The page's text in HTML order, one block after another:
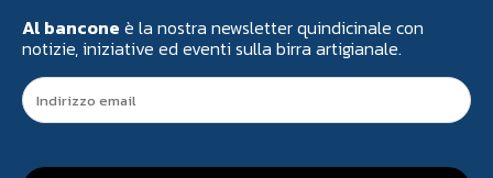
Al bancone è la nostra newsletter quindicinale con
notizie, iniziative ed eventi sulla birra artigianale.